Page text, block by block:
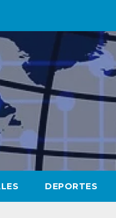
DEPORTES